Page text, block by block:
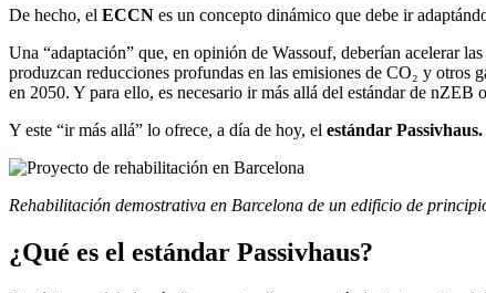
De hecho, el ECCN es un concepto dinámico que debe ir
Una “adaptación” que, en opinión de Wassouf, deberían acelerar
produzcan reducciones profundas en las emisiones de CO₂ y otros
en 2050. Y para ello, es necesario ir más allá del estándar de nZEB
Y este “ir más allá” lo ofrece, a día de hoy, el estándar Passivhaus.
Rehabilitación demostrativa en Barcelona de un edificio de
¿Qué es el estándar Passivhaus?